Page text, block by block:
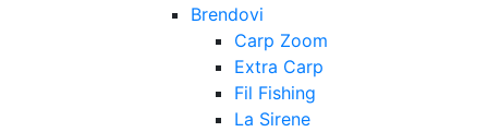
Brendovi
Carp Zoom
Extra Carp
Fil Fishing
La Sirene